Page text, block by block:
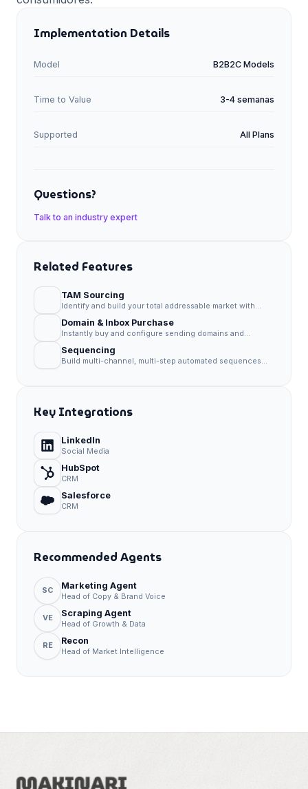
Implementation Details
Model B2B2C Models
Time to Value 3-4 semanas
Supported All Plans
Questions?
Talk to an industry expert
Related Features
TAM Sourcing
Identify and build your total addressable market with
Domain & Inbox Purchase
Instantly buy and configure sending domains and
Sequencing
Build multi-channel, multi-step automated sequences
Key Integrations
LinkedIn
Social Media
HubSpot
CRM
Salesforce
CRM
Recommended Agents
SC Marketing Agent
Head of Copy & Brand Voice
VE Scraping Agent
Head of Growth & Data
RE Recon
Head of Market Intelligence